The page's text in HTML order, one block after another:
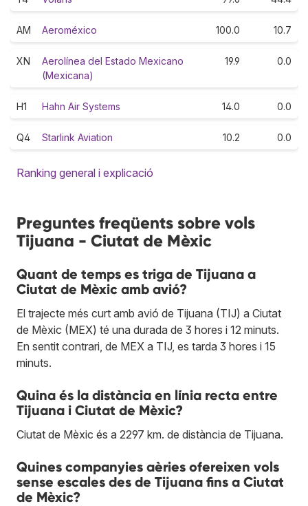
AM Aeroméxico 100.0 10.7
XN
Aerolínea del Estado Mexicano
(Mexicana)
19.9 0.0
H1 Hahn Air Systems 14.0 0.0
Q4 Starlink Aviation 10.2 0.0
Ranking general i explicació
Preguntes freqüents sobre vols
Tijuana - Ciutat de Mèxic
Quant de temps es triga de Tijuana a
Ciutat de Mèxic amb avió?
El trajecte més curt amb avió de Tijuana (TIJ) a Ciutat
de Mèxic (MEX) té una durada de 3 hores i 12 minuts.
En sentit contrari, de MEX a TIJ, es tarda 3 hores i 15
minuts.
Quina és la distància en línia recta entre
Tijuana i Ciutat de Mèxic?
Ciutat de Mèxic és a 2297 km. de distància de Tijuana.
Quines companyies aèries ofereixen vols
sense escales des de Tijuana fins a Ciutat
de Mèxic?